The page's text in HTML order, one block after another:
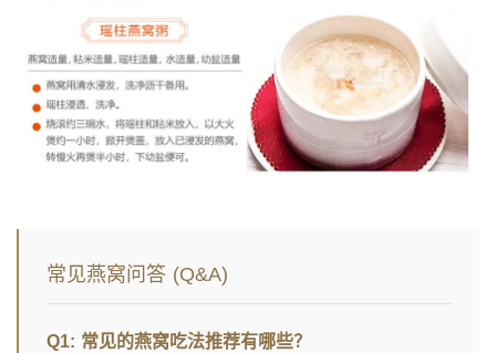
常见燕窝问答 (Q&A)
Q1: 常见的燕窝吃法推荐有哪些？